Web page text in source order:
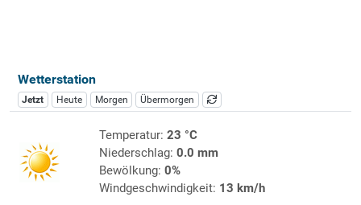
Wetterstation
Jetzt Heute Morgen Übermorgen
Temperatur: 23 °C
Niederschlag: 0.0 mm
Bewölkung: 0%
Windgeschwindigkeit: 13 km/h